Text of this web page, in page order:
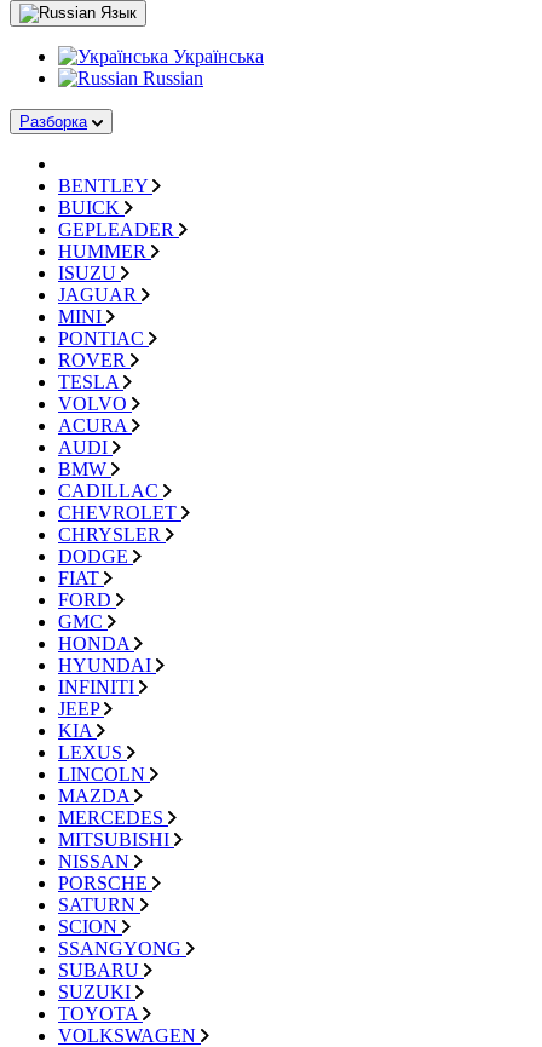
Язык
Українська
Russian
Разборка
BENTLEY
BUICK
GEPLEADER
HUMMER
ISUZU
JAGUAR
MINI
PONTIAC
ROVER
TESLA
VOLVO
ACURA
AUDI
BMW
CADILLAC
CHEVROLET
CHRYSLER
DODGE
FIAT
FORD
GMC
HONDA
HYUNDAI
INFINITI
JEEP
KIA
LEXUS
LINCOLN
MAZDA
MERCEDES
MITSUBISHI
NISSAN
PORSCHE
SATURN
SCION
SSANGYONG
SUBARU
SUZUKI
TOYOTA
VOLKSWAGEN